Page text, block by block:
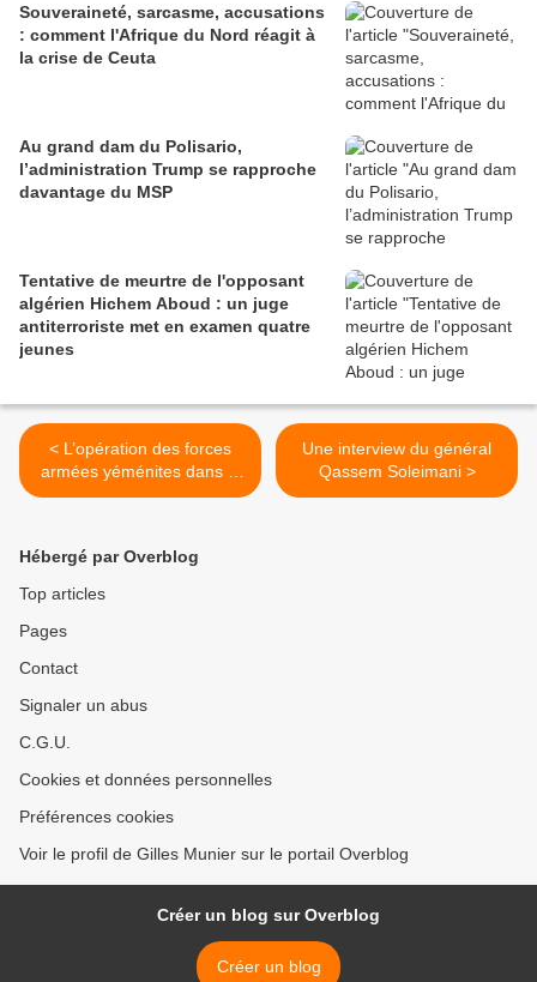
Souveraineté, sarcasme, accusations
: comment l'Afrique du Nord réagit à
la crise de Ceuta
Au grand dam du Polisario,
l’administration Trump se rapproche
davantage du MSP
Tentative de meurtre de l'opposant
algérien Hichem Aboud : un juge
antiterroriste met en examen quatre
jeunes
< L’opération des forces
armées yéménites dans le
sud de l’Arabie (1/2)
Une interview du général
Qassem Soleimani >
Hébergé par Overblog
Top articles
Pages
Contact
Signaler un abus
C.G.U.
Cookies et données personnelles
Préférences cookies
Voir le profil de Gilles Munier sur le portail Overblog
Créer un blog sur Overblog
Créer un blog